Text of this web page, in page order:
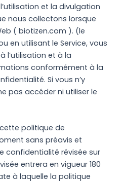
et la divulgation
nous collectons lorsque
( biotizen.com ). (le
en utilisant le Service, vous
l’utilisation et à la
conformément à la
Si vous n’y
pas accéder ni utiliser le
politique de
sans préavis et
confidentialité révisée sur
entrera en vigueur 180
à laquelle la politique